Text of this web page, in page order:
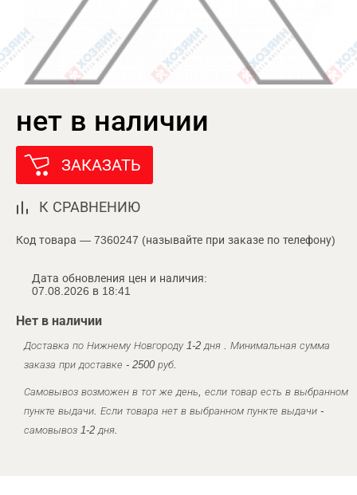
нет в наличии
ЗАКАЗАТЬ
К СРАВНЕНИЮ
Код товара — 7360247 (называйте при заказе по телефону)
Дата обновления цен и наличия:
07.08.2026 в 18:41
Нет в наличии
Доставка по Нижнему Новгороду 1-2 дня . Минимальная сумма
заказа при доставке - 2500 руб.
Самовывоз возможен в тот же день, если товар есть в выбранном
пункте выдачи. Если товара нет в выбранном пункте выдачи -
самовывоз 1-2 дня.